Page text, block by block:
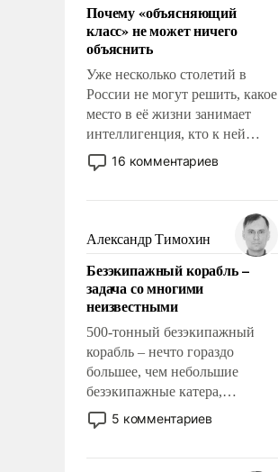
Почему «объясняющий
класс» не может ничего
объяснить
Уже несколько столетий в
России не могут решить, какое
место в её жизни занимает
интеллигенция, кто к ней
принадлежит, а кого из неё
исключили с правом
чем она отличается от просто
образованных людей. Иногда
казалось, что эти вопросы
решены раз и навсегда, но –
нет, не решены.
16 комментариев
Александр Тимохин
Безэкипажный корабль –
задача со многими
неизвестными
500-тонный безэкипажный
корабль – нечто гораздо
большее, чем небольшие
безэкипажные катера,
применение которых уже
стало обыденностью. Задача по
5 комментариев